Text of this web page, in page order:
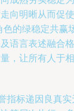
向明晰从而促
的绿稳定共赢
语言表述融合
，让所有人于
标递因良真实